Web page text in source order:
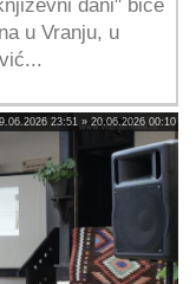
dani" biće
u Vranju, u
23:51 » 20.06.2026 00:10